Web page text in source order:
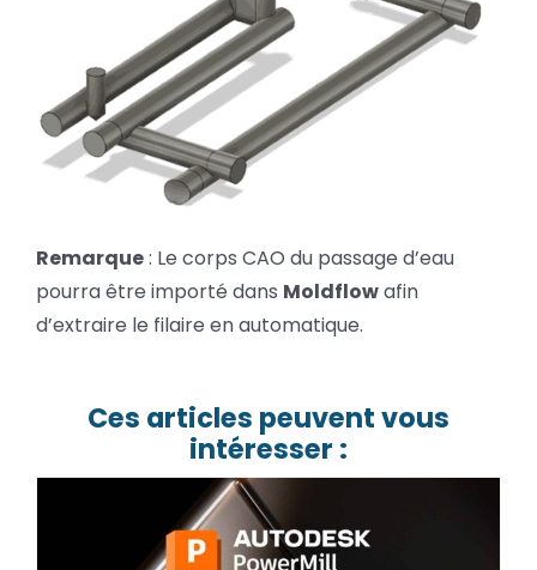
Remarque: Le corps CAO du passage d’eau
pourra être importé dans Moldflowafin
d’extraire le filaire en automatique.
Ces articles peuvent vous
intéresser :